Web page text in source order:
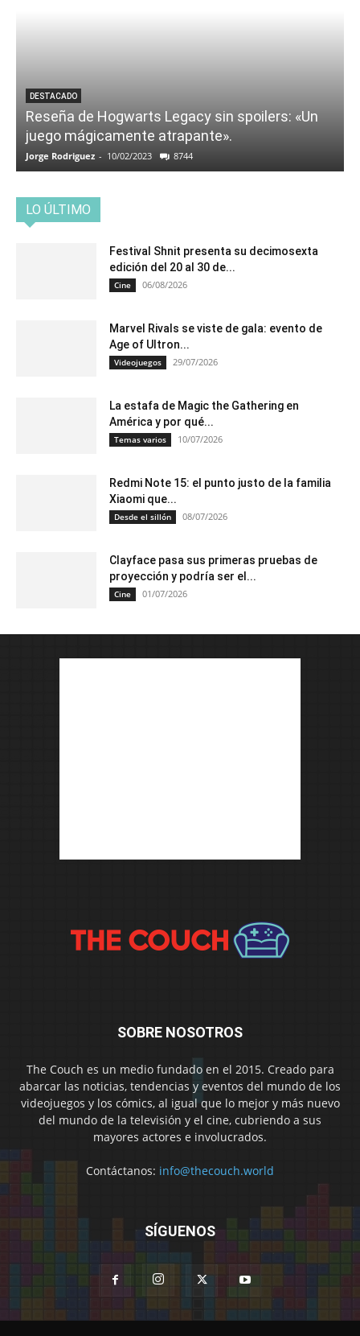
DESTACADO
Reseña de Hogwarts Legacy sin spoilers: «Un
juego mágicamente atrapante».
Jorge Rodriguez - 10/02/2023 8744
LO ÚLTIMO
Festival Shnit presenta su decimosexta
edición del 20 al 30 de...
Cine 06/08/2026
Marvel Rivals se viste de gala: evento de
Age of Ultron...
Videojuegos 29/07/2026
La estafa de Magic the Gathering en
América y por qué...
Temas varios 10/07/2026
Redmi Note 15: el punto justo de la familia
Xiaomi que...
Desde el sillón 08/07/2026
Clayface pasa sus primeras pruebas de
proyección y podría ser el...
Cine 01/07/2026
SOBRE NOSOTROS
The Couch es un medio fundado en el 2015. Creado para
abarcar las noticias, tendencias y eventos del mundo de los
videojuegos y los cómics, al igual que lo mejor y más nuevo
del mundo de la televisión y el cine, cubriendo a sus
mayores actores e involucrados.
Contáctanos: info@thecouch.world
SÍGUENOS